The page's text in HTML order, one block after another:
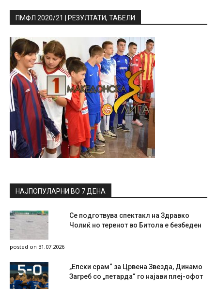
ПМФЛ 2020/21 | РЕЗУЛТАТИ, ТАБЕЛИ
НАЈПОПУЛАРНИ ВО 7 ДЕНА
Се подготвува спектакл на Здравко
Чолиќ но теренот во Битола е безбеден
posted on 31.07.2026
„Епски срам“ за Црвена Звезда, Динамо
Загреб со „петарда“ го најави плеј-офот